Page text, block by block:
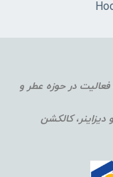
بیش از 20 سال سابقه فعالیت در حوزه عطر و
کالکشن